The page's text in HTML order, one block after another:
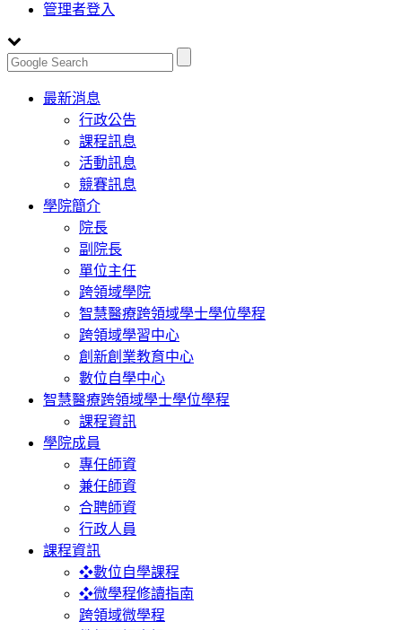
管理者登入
Toggle
navigation
最新消息
行政公告
課程訊息
活動訊息
競賽訊息
學院簡介
院長
副院長
單位主任
跨領域學院
智慧醫療跨領域學士學位學程
跨領域學習中心
創新創業教育中心
數位自學中心
智慧醫療跨領域學士學位學程
課程資訊
學院成員
專任師資
兼任師資
合聘師資
行政人員
課程資訊
❖數位自學課程
❖微學程修讀指南
跨領域微學程